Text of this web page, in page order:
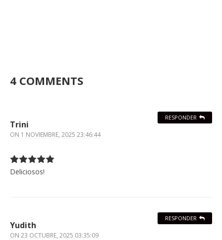
4 COMMENTS
Trini
ON 1 NOVIEMBRE, 2025 23:46:44
Deliciosos!
RESPONDER
Yudith
ON 23 OCTUBRE, 2025 03:35:09
RESPONDER